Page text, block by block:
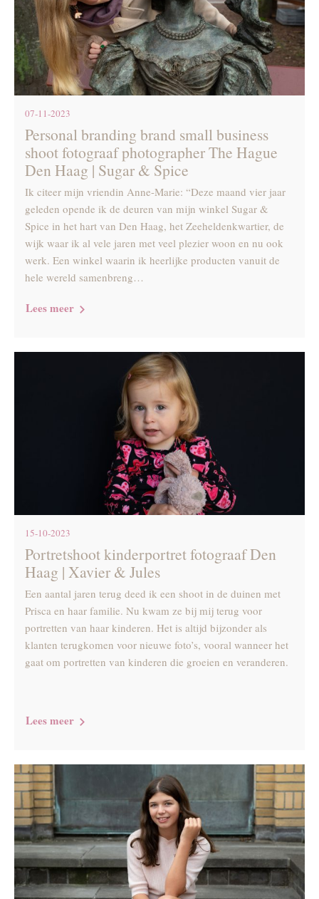
07-11-2023
Personal branding brand small business
shoot fotograaf photographer The Hague
Den Haag | Sugar & Spice
Ik citeer mijn vriendin Anne-Marie: “Deze maand vier jaar
geleden opende ik de deuren van mijn winkel Sugar &
Spice in het hart van Den Haag, het Zeeheldenkwartier, de
wijk waar ik al vele jaren met veel plezier woon en nu ook
werk. Een winkel waarin ik heerlijke producten vanuit de
hele wereld samenbreng…
Lees meer
15-10-2023
Portretshoot kinderportret fotograaf Den
Haag | Xavier & Jules
Een aantal jaren terug deed ik een shoot in de duinen met
Prisca en haar familie. Nu kwam ze bij mij terug voor
portretten van haar kinderen. Het is altijd bijzonder als
klanten terugkomen voor nieuwe foto’s, vooral wanneer het
gaat om portretten van kinderen die groeien en veranderen.
Lees meer